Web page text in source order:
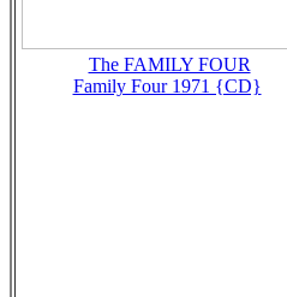
The FAMILY FOUR
Family Four 1971 {CD}